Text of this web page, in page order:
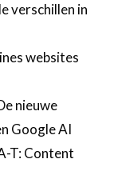
verschillen in
websites
nieuwe
Google AI
T: Content